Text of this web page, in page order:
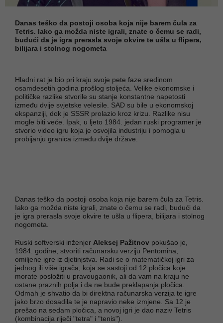
Danas teško da postoji osoba koja nije barem čula za
Tetris. Iako ga možda niste igrali, znate o čemu se radi,
budući da je igra prerasla svoje okvire te ušla u flipera,
bilijara i stolnog nogometa
Hladni rat je bio pri kraju svoje pete faze sredinom
osamdesetih godina prošlog stoljeća. Velike ekonomske i
političke razlike stvorile su stanje konstantne napetosti
između dvije svjetske velesile. SAD su bile u ekonomskoj
ekspanziji, dok je SSSR prolazio kroz krizu. Razlike nisu
mogle biti veće. Ipak, u ljeto 1984. jedan ruski programer je
stvorio video igru koja je osvojila industriju i pomogla u
probijanju granica između dvije države.
Danas teško da postoji osoba koja nije barem čula za Tetris.
Iako ga možda niste igrali, znate o čemu se radi, budući da
je igra prerasla svoje okvire te ušla u flipera, bilijara i stolnog
nogometa.
Ruski softverski inženjer Aleksej Pažitnov pokušao je,
1984. godine, stvoriti računarsku verziju Pentomina,
omiljene igre iz djetinjstva. Radi se o matematičkoj igri za
jednog ili više igrača, koja se sastoji od 12 pločica koje
morate posložiti u pravougaonik, ali da vam na kraju ne
ostane praznih polja i da ne bude preklapanja pločica.
Odmah je shvatio da bi direktna računarska verzija te igre
jako brzo dosadila te je napravio neke izmjene. Sa 12 je
prešao na sedam pločica, a novoj igri je dao naziv Tetris
(kombinacija riječi "tetra" i "tenis").